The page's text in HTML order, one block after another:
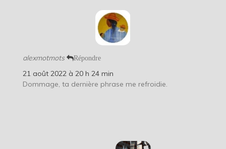
alexmotmots Répondre
21 août 2022 à 20 h 24 min
Dommage, ta dernière phrase me refroidie.